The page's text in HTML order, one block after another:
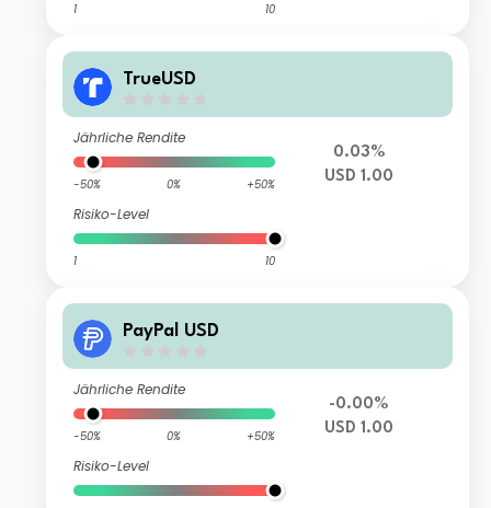
1 10
TrueUSD
Jährliche Rendite
-50% 0% +50%
Risiko-Level
1 10
0.03%
USD 1.00
PayPal USD
Jährliche Rendite
-50% 0% +50%
Risiko-Level
-0.00%
USD 1.00